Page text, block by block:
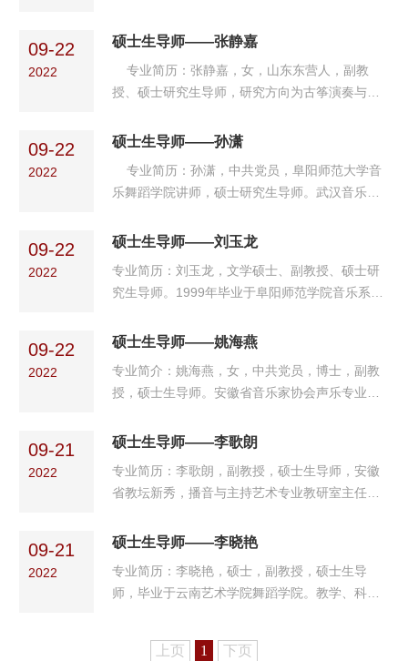
竹笛第一名等荣誉。并多次获得阜阳师范大学“优
秀教师”、“优秀共...
年来先后主持教育部高校人文社科基地项目、省
科联项目、教育厅高校人文社科项目等多级多类
项目，相关研究获优秀鉴定等次；出版专著5部，
间有文章被人大复印资料全文转载，相关研究成
果获省级一、二、...
09-22
2022
硕士生导师——张静嘉
专业简历：张静嘉，女，山东东营人，副教
授、硕士研究生导师，研究方向为古筝演奏与教
院，现任教于阜阳师范大学音乐舞蹈学院。 学
类文章二十余篇，主持和参与省级重点教研课题3
项。曾受邀担任中国音乐金钟奖古筝大赛安徽赛
委。在校担任古筝技法、合奏等多门课程的教学
工作，指导的学生荣...
09-22
2022
硕士生导师——孙潇
专业简历：孙潇，中共党员，阜阳师范大学音
乐舞蹈学院讲师，硕士研究生导师。武汉音乐学
士。主要研究方向为计算机音乐创作、作曲理论
点课题3项；主持和参与校级教科研课题多项；发
表计算机音乐创作、理论等相关学术论文十余
动甲组三等奖、2022年安徽省高等学校师范生教
学技能竞赛一等奖等
09-22
2022
硕士生导师——刘玉龙
专业简历：刘玉龙，文学硕士、副教授、硕士研
究生导师。1999年毕业于阜阳师范学院音乐系。
方向硕士）。主要从事声乐表演、声乐鉴赏、中
有《声乐》、《声乐教学艺术论》、《声乐鉴
赏》、《歌剧鉴赏》、《中小学音乐教材教法》
团学科教学专家委员会委员。 学术成果：主持
和参与省部级课题十...
09-22
2022
硕士生导师——姚海燕
专业简介：姚海燕，女，中共党员，博士，副教
授，硕士生导师。安徽省音乐家协会声乐专业会
与研究工作，承担教学、毕业论文和实习指导任
安徽省社会科学创新发展研究课题多项，主持并
参与教研课题多项，发表与本专业相关论文20余
得“二等奖”并获得优秀声乐导师奖；指导学生获
得安徽省师范生技能...
09-21
2022
硕士生导师——李歌朗
专业简历：李歌朗，副教授，硕士生导师，安徽
省教坛新秀，播音与主持艺术专业教研室主任，
剧专业。教学、科研简历：先后主持和参与科研
质量工程项目、参与省级团队项目，省级一流学
科团队成员；公开发表科研论文10余篇，出版学
作品《选择》、《追梦》、《我是一个兵》，分
09-21
2022
硕士生导师——李晓艳
专业简历：李晓艳，硕士，副教授，硕士生导
师，毕业于云南艺术学院舞蹈学院。教学、科研
贵州省教学质量工程项目1项，参与完成省部级科
上页 1 下页